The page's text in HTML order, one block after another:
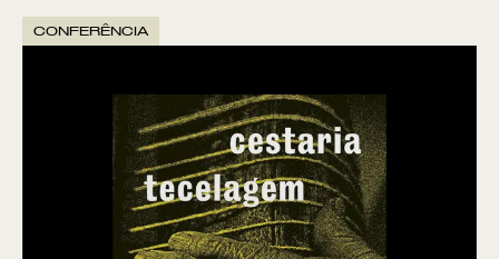
CONFERÊNCIA